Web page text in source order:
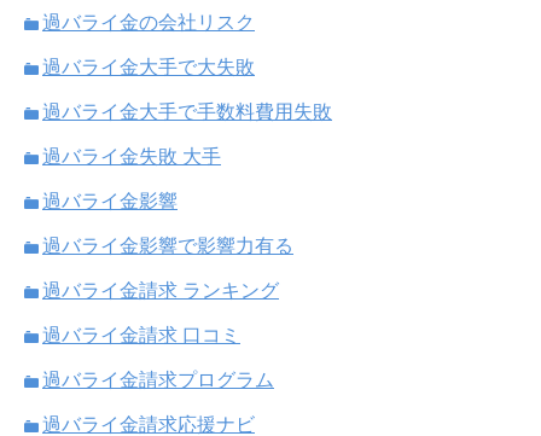
過バライ金の会社リスク
過バライ金大手で大失敗
過バライ金大手で手数料費用失敗
過バライ金失敗 大手
過バライ金影響
過バライ金影響で影響力有る
過バライ金請求 ランキング
過バライ金請求 口コミ
過バライ金請求プログラム
過バライ金請求応援ナビ